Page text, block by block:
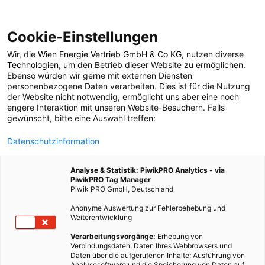
POSTS BY TAG
Brustkrebs
1 BEITRAG
Cookie-Einstellungen
Wir, die Wien Energie Vertrieb GmbH & Co KG, nutzen diverse
Technologien, um den Betrieb dieser Website zu ermöglichen.
Ebenso würden wir gerne mit externen Diensten
personenbezogene Daten verarbeiten. Dies ist für die Nutzung
der Website nicht notwendig, ermöglicht uns aber eine noch
engere Interaktion mit unseren Website-Besuchern. Falls
gewünscht, bitte eine Auswahl treffen:
Datenschutzinformation
Analyse & Statistik: PiwikPRO Analytics - via
PiwikPRO Tag Manager
Piwik PRO GmbH, Deutschland
Anonyme Auswertung zur Fehlerbehebung und
Weiterentwicklung
Verarbeitungsvorgänge: Erhebung von
Verbindungsdaten, Daten Ihres Webbrowsers und
Daten über die aufgerufenen Inhalte; Ausführung von